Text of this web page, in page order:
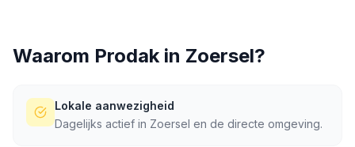
Waarom Prodak in Zoersel?
Lokale aanwezigheid
Dagelijks actief in Zoersel en de directe omgeving.